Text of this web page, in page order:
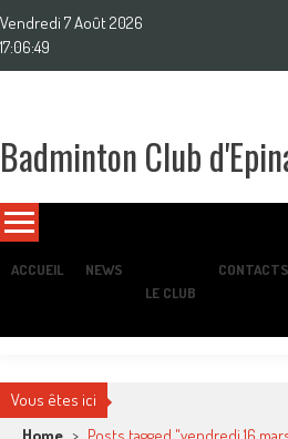
to
content
Vendredi 7 Août 2026
17:06:51
Badminton Club
ACCUEIL
NEWS
LE CLUB
CONTACTS
Vous êtes ici